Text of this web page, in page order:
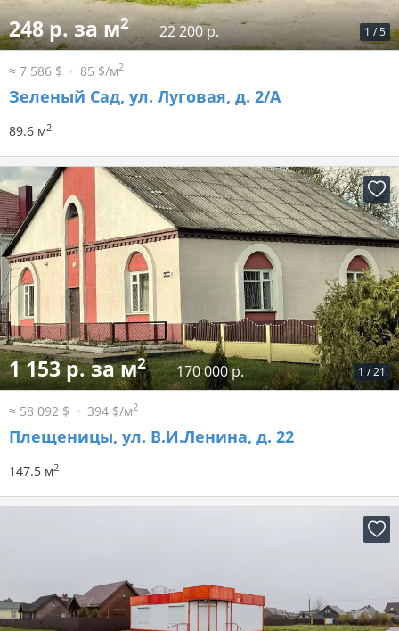
1 /5
248 р. за м2 22 200 р.
≈ 7 586 $ 85 $/м2
Зеленый Сад, ул. Луговая, д. 2/А
89.6 м2
1 /21
1 153 р. за м2 170 000 р.
≈ 58 092 $ 394 $/м2
Плещеницы, ул. В.И.Ленина, д. 22
147.5 м2